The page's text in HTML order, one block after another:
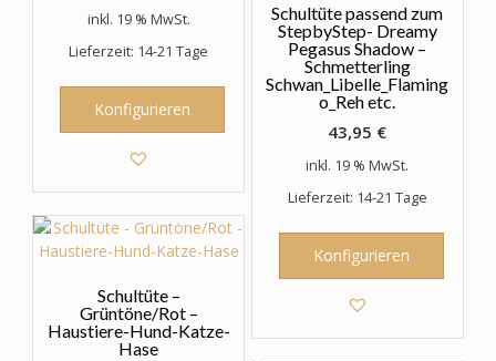
inkl. 19 % MwSt.
Lieferzeit: 14-21 Tage
Konfigurieren
Schultüte passend zum
StepbyStep- Dreamy
Pegasus Shadow –
Schmetterling
Schwan_Libelle_Flaming
o_Reh etc.
43,95 €
inkl. 19 % MwSt.
Lieferzeit: 14-21 Tage
Konfigurieren
Schultüte –
Grüntöne/Rot –
Haustiere-Hund-Katze-
Hase